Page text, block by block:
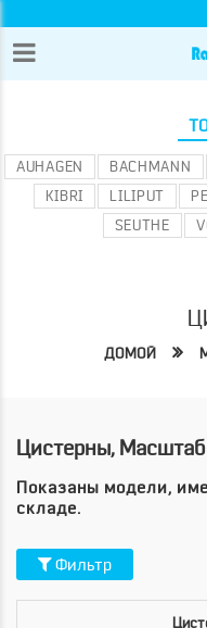
AUHAGEN BACHMANN
KIBRI
LILIPUT
SEUTHE
ДОМОЙ
Цистерны,
Показаны модели,
складе.
Фильтр